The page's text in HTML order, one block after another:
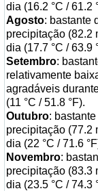
dia (16.2 °C / 61.2
Agosto: bastante
precipitação (82.2
dia (17.7 °C / 63.9
Setembro:
relativamente
agradáveis
(11 °C / 51.8 °F).
Outubro:
precipitação (77.2
dia (22 °C / 71.6
Novembro:
precipitação (83.3
dia (23.5 °C / 74.3